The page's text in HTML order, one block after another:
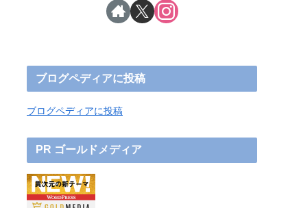
ブログペディアに投稿
ブログペディアに投稿
PR ゴールドメディア